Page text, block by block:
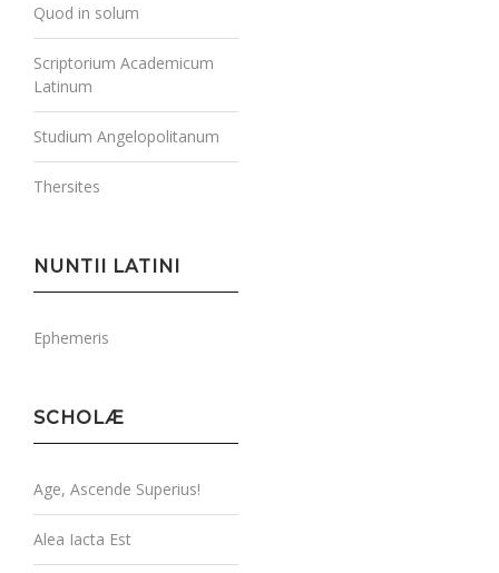
Quod in solum
Scriptorium Academicum
Latinum
Studium Angelopolitanum
Thersites
NUNTII LATINI
Ephemeris
SCHOLÆ
Age, Ascende Superius!
Alea Iacta Est